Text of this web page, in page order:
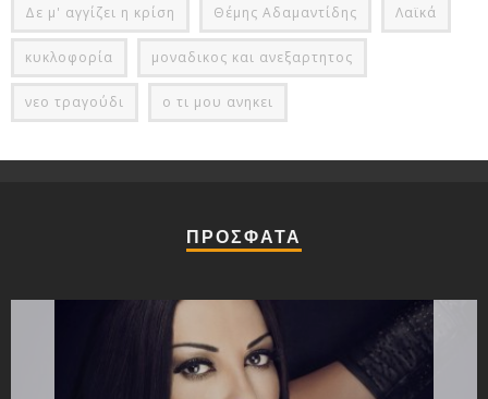
Δε μ' αγγίζει η κρίση Θέμης Αδαμαντίδης Λαϊκά
κυκλοφορία μοναδικος και ανεξαρτητος
νεο τραγούδι ο τι μου ανηκει
ΠΡΟΣΦΑΤΑ